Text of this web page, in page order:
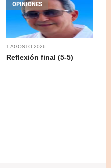
OPINIONES
1 AGOSTO 2026
Reflexión final (5-5)